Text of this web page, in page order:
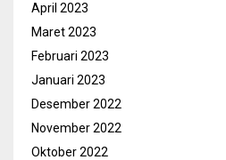
April 2023
Maret 2023
Februari 2023
Januari 2023
Desember 2022
November 2022
Oktober 2022